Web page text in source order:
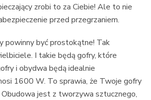
zrobi to za Ciebie! Ale to nie
przed przegrzaniem.
powinny być prostokątne! Tak
I takie będą gofry, które
i obydwa będą idealnie
1600 W. To sprawia, że Twoje gofry
Obudowa jest z tworzywa sztucznego,